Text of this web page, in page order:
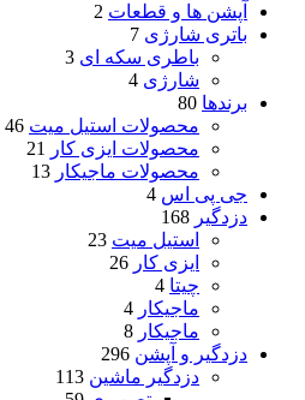
آپشن ها و قطعات 2
باتری شارژی 7
باطری سکه ای 3
شارژی 4
برندها 80
محصولات استیل میت 46
محصولات ایزی کار
21
محصولات ماجیکار 13
جی پی اس 4
دزدگیر 168
استیل میت 23
ایزی کار 26
چیتا 4
ماجیکار 4
ماجیکار 8
دزدگیر و آپشن 296
دزدگیر ماشین 113